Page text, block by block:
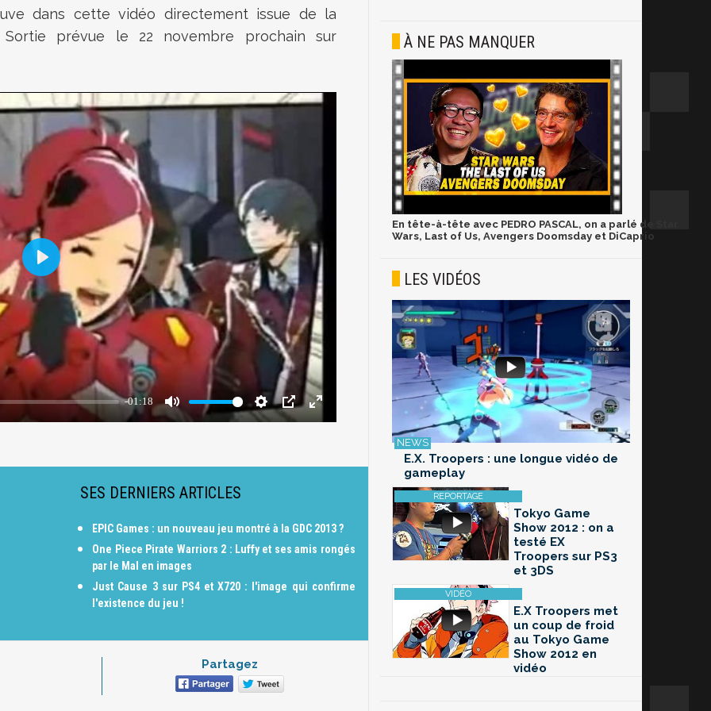
dans cette vidéo directement issue de la
Sortie prévue le 22 novembre prochain sur
SES DERNIERS ARTICLES
EPIC Games : un nouveau jeu montré à la GDC 2013 ?
One Piece Pirate Warriors 2 : Luffy et ses amis rongés
par le Mal en images
Just Cause 3 sur PS4 et X720 : l'image qui confirme
l'existence du jeu !
Partagez
À NE PAS MANQUER
En tête-à-tête avec PEDRO PASCAL, on a parlé de Star
Wars, Last of Us, Avengers Doomsday et DiCaprio
LES VIDÉOS
E.X. Troopers : une longue vidéo de
gameplay
Tokyo Game
Show 2012 : on a
testé EX
Troopers sur PS3
et 3DS
E.X Troopers met
un coup de froid
au Tokyo Game
Show 2012 en
vidéo